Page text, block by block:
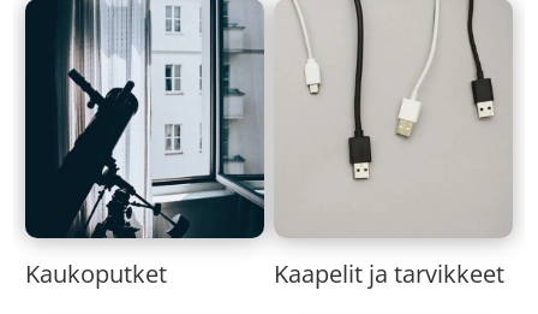
Kaukoputket Kaapelit ja tarvikkeet